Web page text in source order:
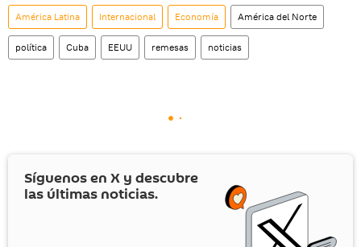
América Latina Internacional Economía América del Norte
política Cuba EEUU remesas noticias
Síguenos en X y descubre
las últimas noticias.